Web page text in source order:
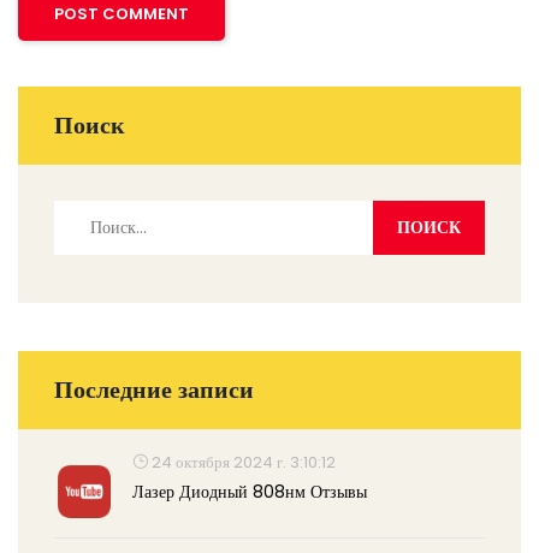
Поиск
Последние записи
24 октября 2024 г. 3:10:12
Лазер Диодный 808нм Отзывы